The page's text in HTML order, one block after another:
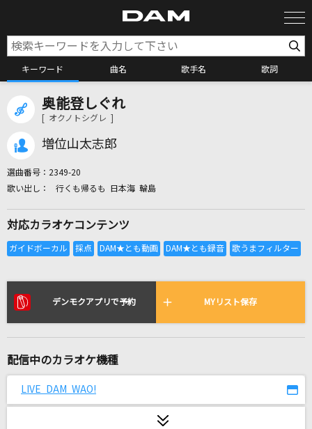
キーワード 曲名 歌手名 歌詞
カラオケ検索
全国りれき
Mrs. GREEN APPLE
back number
奥能登しぐれ
[ オクノトシグレ ]
増位山太志郎
選曲番号： 2349-20
行くも帰るも 日本海 輪島
対応カラオケコンテンツ
デンモクアプリで予約 MYリスト保存
配信中のカラオケ機種
LIVE DAM WAO!